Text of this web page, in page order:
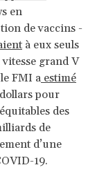
en
de vaccins -
à eux seuls
grand V
FMI a estimé
pour
des
de
d’une
19.